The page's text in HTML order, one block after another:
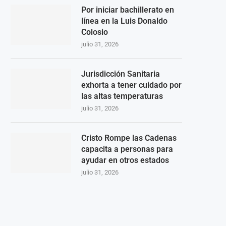
Por iniciar bachillerato en
línea en la Luis Donaldo
Colosio
julio 31, 2026
Jurisdicción Sanitaria
exhorta a tener cuidado por
las altas temperaturas
julio 31, 2026
Cristo Rompe las Cadenas
capacita a personas para
ayudar en otros estados
julio 31, 2026